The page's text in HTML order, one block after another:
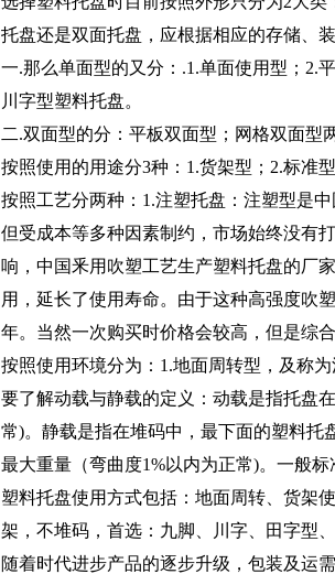
托盘还是双面托盘，应根据相应的存储、
一.那么单面型的又分：.1.单面使用型；2.
川字型塑料托盘。
二.双面型的分：平板双面型；网格双面型
按照使用的用途分3种：1.货架型；2.标准
按照工艺分两种：1.注塑托盘：注塑型是
但受成本等多种因素制约，市场始终没有
响，中国釆用吹塑工艺生产塑料托盘的厂
用，延长了使用寿命。由于这种高强度吹
年。当然一次购买时价格会较高，但是综
按照使用环境分为：1.地面周转型，及称
要了解动载与静载的定义：动载是指托盘
常)。静载是指在堆码中，最下面的塑料托
最大重量（弯曲度1%以内为正常)。一般标
塑料托盘使用方式包括：地面周转、货架
架，不堆码，首选：九脚、川字、田字型
随着时代进步产品的逐步升级，包装及运